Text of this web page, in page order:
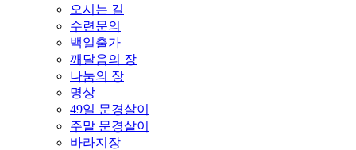
오시는 길
수련문의
백일출가
깨달음의 장
나눔의 장
명상
49일 문경살이
주말 문경살이
바라지장